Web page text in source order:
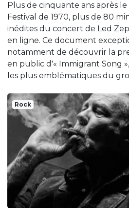
Plus de cinquante ans après
Festival de 1970, plus de 80
inédites du concert de Led
en ligne. Ce document
notamment de découvrir la
en public d'« Immigrant Song
les plus emblématiques du
Rock